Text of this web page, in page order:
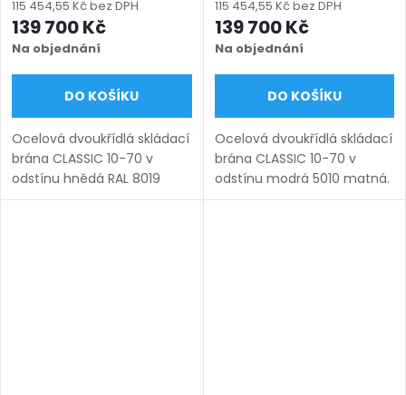
míru (šířka 3000–6000
mm, výška 1000–1600
mm), hnědá RAL 8019
matná
115 454,55 Kč bez DPH
139 700 Kč
Na objednání
DO KOŠÍKU
Ocelová dvoukřídlá skládací
brána CLASSIC 10-70 v
odstínu hnědá RAL 8019
matná. Bezúdržbová ocel
míru (šířka 3000–6000
mm, výška 1000–1600
mm), modrá 5010 matná
115 454,55 Kč bez DPH
139 700 Kč
Na objednání
DO KOŠÍKU
Ocelová dvoukřídlá skládací
brána CLASSIC 10-70 v
odstínu modrá 5010 matná.
Bezúdržbová ocel (žárový